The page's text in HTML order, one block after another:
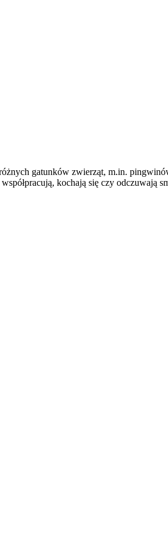
gatunków zwierząt, m.in.
kochają się czy odczuwają